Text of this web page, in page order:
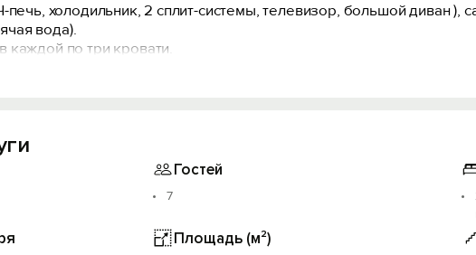
печь, холодильник, 2 сплит-системы, телевизор, большой диван ),
вода).
каждой по три кровати.
Гостей
7
Площадь (м²)